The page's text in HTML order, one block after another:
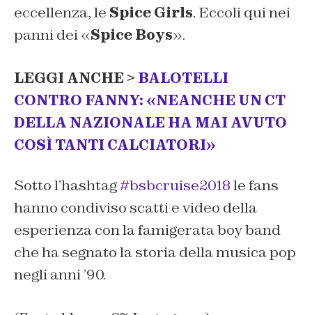
eccellenza, le Spice Girls. Eccoli qui nei
panni dei «Spice Boys».
LEGGI ANCHE > BALOTELLI
CONTRO FANNY: «NEANCHE UN CT
DELLA NAZIONALE HA MAI AVUTO
COSÌ TANTI CALCIATORI»
Sotto l’hashtag#bsbcruise2018le fans
hanno condiviso scatti e video della
esperienza con la famigerata boy band
che ha segnato la storia della musica pop
negli anni ’90.